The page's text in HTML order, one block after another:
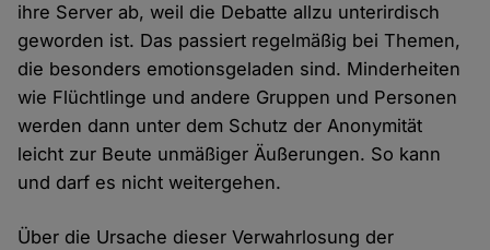
ihre Server ab, weil die Debatte allzu unterirdisch
geworden ist. Das passiert regelmäßig bei Themen,
die besonders emotionsgeladen sind. Minderheiten
wie Flüchtlinge und andere Gruppen und Personen
werden dann unter dem Schutz der Anonymität
leicht zur Beute unmäßiger Äußerungen. So kann
und darf es nicht weitergehen.
Über die Ursache dieser Verwahrlosung der